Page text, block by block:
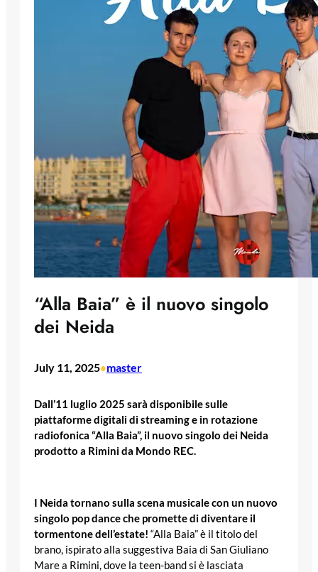
“Alla Baia” è il nuovo singolo
dei Neida
July 11, 2025•master
Dall’11 luglio 2025 sarà disponibile sulle
piattaforme digitali di streaming e in rotazione
radiofonica “Alla Baia”, il nuovo singolo dei Neida
prodotto a Rimini da Mondo REC.
I Neida tornano sulla scena musicale con un nuovo
singolo pop dance che promette di diventare il
tormentone dell’estate! “Alla Baia” è il titolo del
brano, ispirato alla suggestiva Baia di San Giuliano
Mare a Rimini, dove la teen-band si è lasciata